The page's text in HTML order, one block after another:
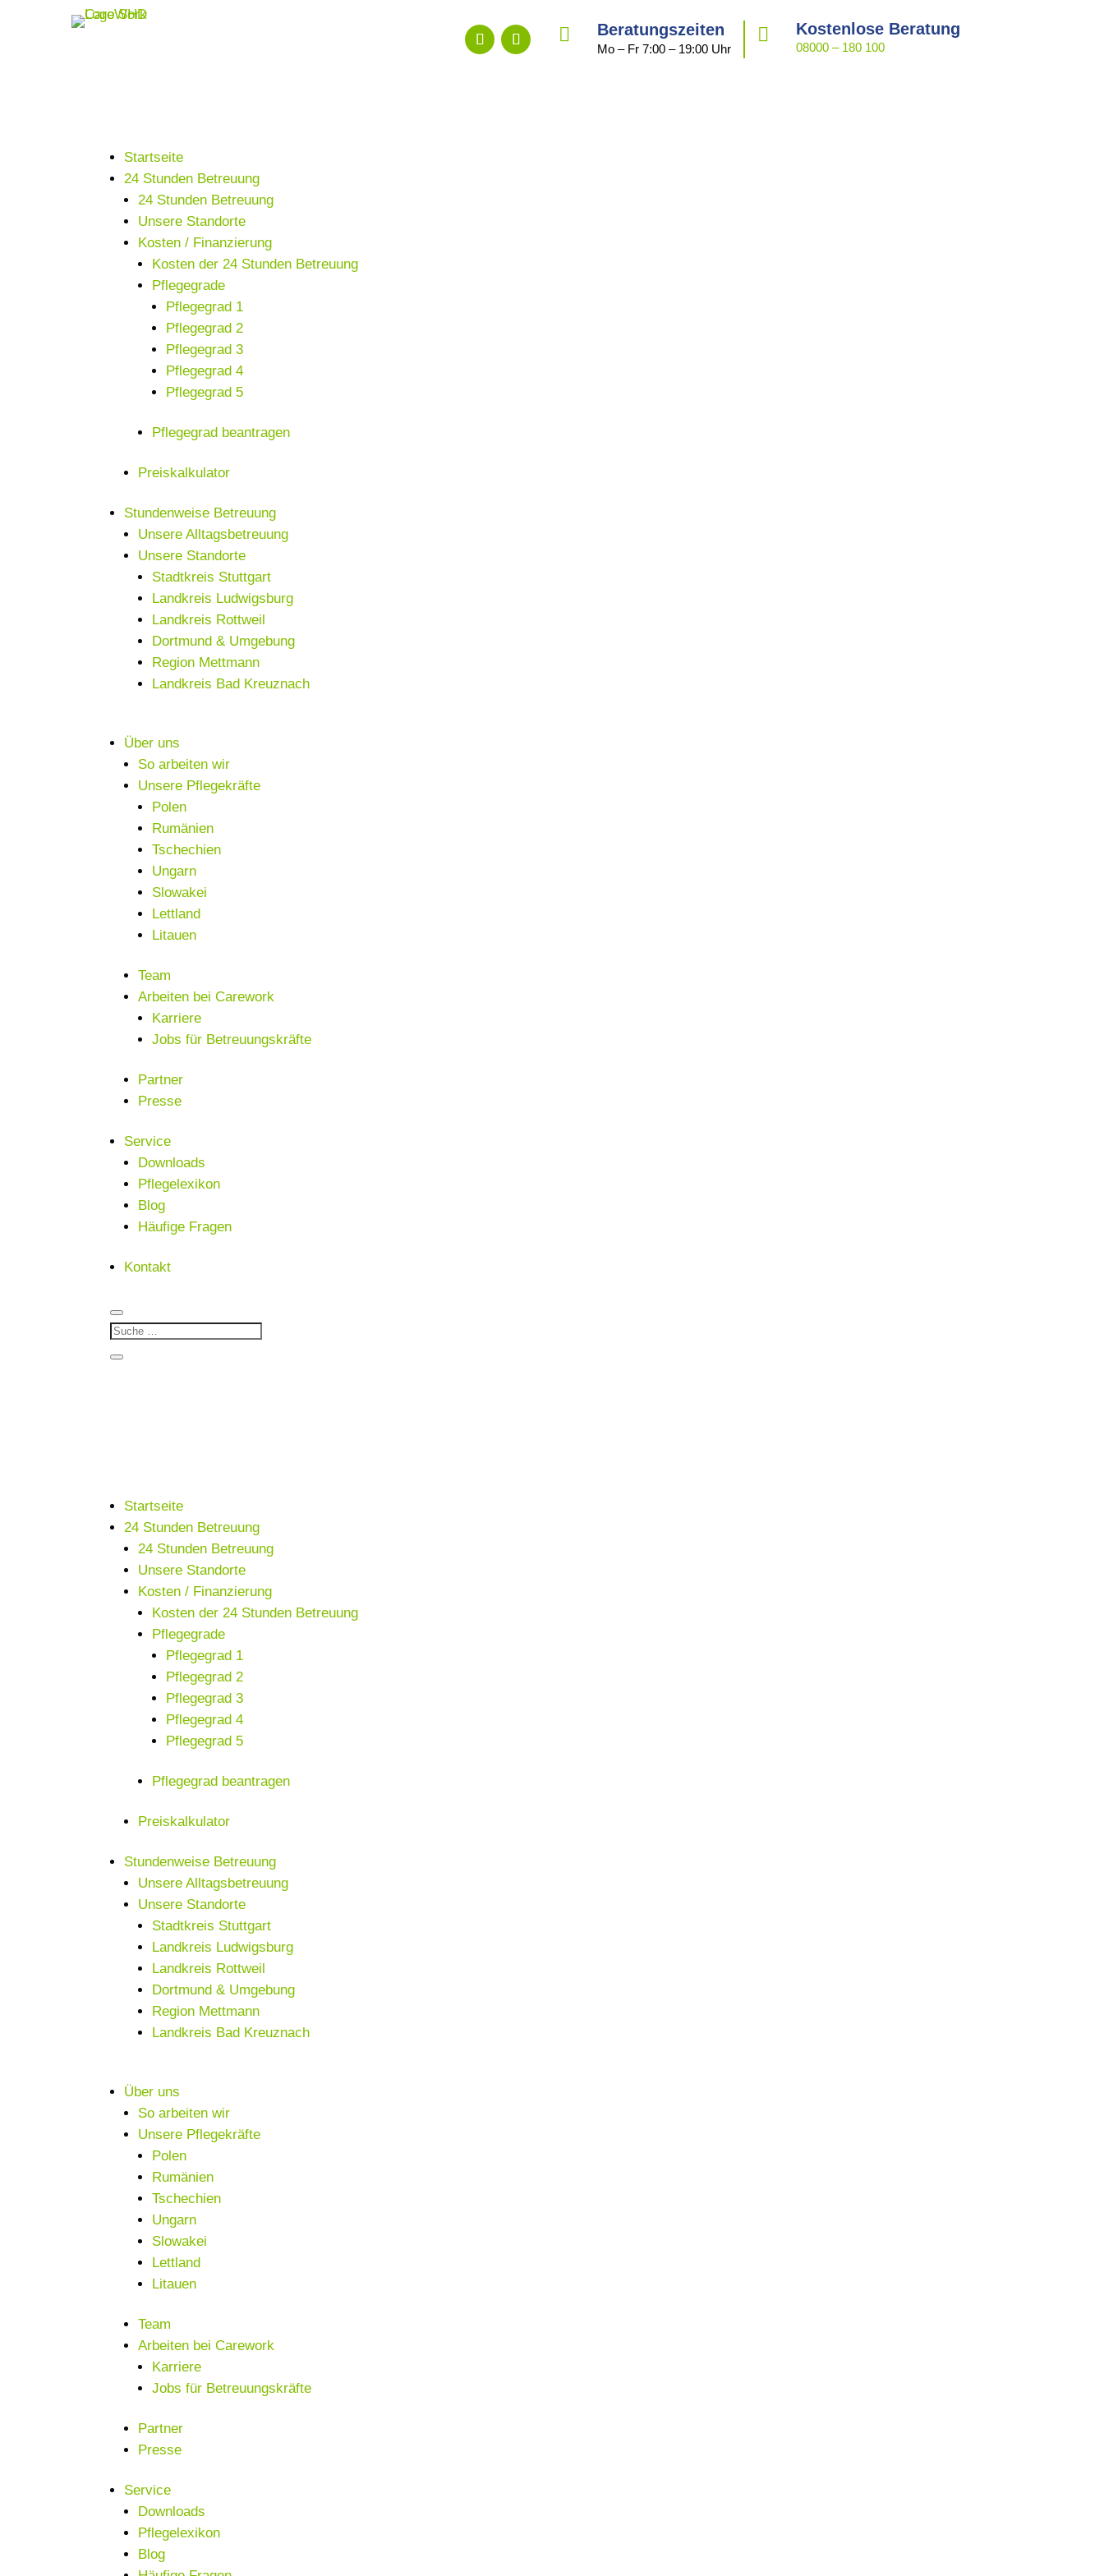
 Beratungszeiten
Mo – Fr 7:00 – 19:00 Uhr
 Kostenlose Beratung
08000 – 180 100
Startseite
24 Stunden Betreuung
24 Stunden Betreuung
Unsere Standorte
Kosten / Finanzierung
Kosten der 24 Stunden Betreuung
Pflegegrade
Pflegegrad 1
Pflegegrad 2
Pflegegrad 3
Pflegegrad 4
Pflegegrad 5
Pflegegrad beantragen
Preiskalkulator
Stundenweise Betreuung
Unsere Alltagsbetreuung
Unsere Standorte
Stadtkreis Stuttgart
Landkreis Ludwigsburg
Landkreis Rottweil
Dortmund & Umgebung
Region Mettmann
Landkreis Bad Kreuznach
Über uns
So arbeiten wir
Unsere Pflegekräfte
Polen
Rumänien
Tschechien
Ungarn
Slowakei
Lettland
Litauen
Team
Arbeiten bei Carework
Karriere
Jobs für Betreuungskräfte
Partner
Presse
Service
Downloads
Pflegelexikon
Blog
Häufige Fragen
Kontakt
Startseite
24 Stunden Betreuung
24 Stunden Betreuung
Unsere Standorte
Kosten / Finanzierung
Kosten der 24 Stunden Betreuung
Pflegegrade
Pflegegrad 1
Pflegegrad 2
Pflegegrad 3
Pflegegrad 4
Pflegegrad 5
Pflegegrad beantragen
Preiskalkulator
Stundenweise Betreuung
Unsere Alltagsbetreuung
Unsere Standorte
Stadtkreis Stuttgart
Landkreis Ludwigsburg
Landkreis Rottweil
Dortmund & Umgebung
Region Mettmann
Landkreis Bad Kreuznach
Über uns
So arbeiten wir
Unsere Pflegekräfte
Polen
Rumänien
Tschechien
Ungarn
Slowakei
Lettland
Litauen
Team
Arbeiten bei Carework
Karriere
Jobs für Betreuungskräfte
Partner
Presse
Service
Downloads
Pflegelexikon
Blog